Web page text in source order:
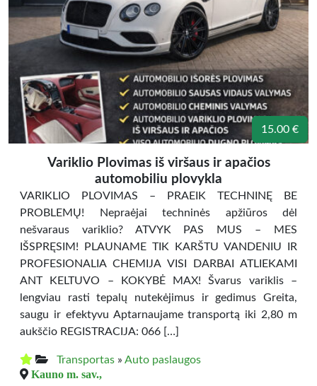
15.00 €
Variklio Plovimas iš viršaus ir apačios
automobiliu plovykla
VARIKLIO PLOVIMAS – PRAEIK TECHNINĘ BE
PROBLEMŲ! Nepraėjai techninės apžiūros dėl
nešvaraus variklio? ATVYK PAS MUS – MES
IŠSPRĘSIM! PLAUNAME TIK KARŠTU VANDENIU IR
PROFESIONALIA CHEMIJA VISI DARBAI ATLIEKAMI
ANT KELTUVO – KOKYBĖ MAX! Švarus variklis –
lengviau rasti tepalų nutekėjimus ir gedimus Greita,
saugu ir efektyvu Aptarnaujame transportą iki 2,80 m
aukščio REGISTRACIJA: 066 […]
Transportas » Auto paslaugos
Kauno m. sav.,